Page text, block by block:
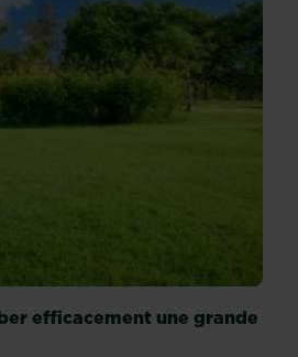
efficacement une grande